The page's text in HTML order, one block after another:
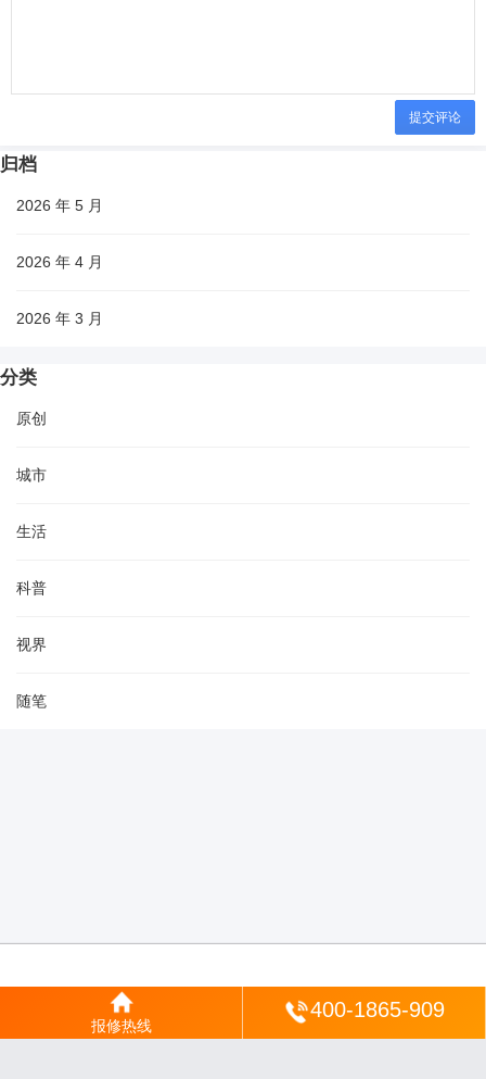
提交评论
归档
2026 年 5 月
2026 年 4 月
2026 年 3 月
分类
原创
城市
生活
科普
视界
随笔
报修热线
400-1865-909